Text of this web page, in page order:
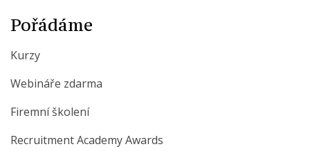
Pořádáme
Kurzy
Webináře zdarma
Firemní školení
Recruitment Academy Awards